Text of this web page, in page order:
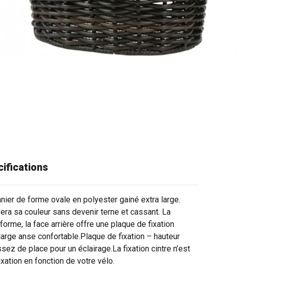
de forme ovale en polyester gainé extra large.
sa couleur sans devenir terne et cassant. La
la face arrière offre une plaque de fixation
anse confortable.Plaque de fixation – hauteur
de place pour un éclairage.La fixation cintre n’est
en fonction de votre vélo.